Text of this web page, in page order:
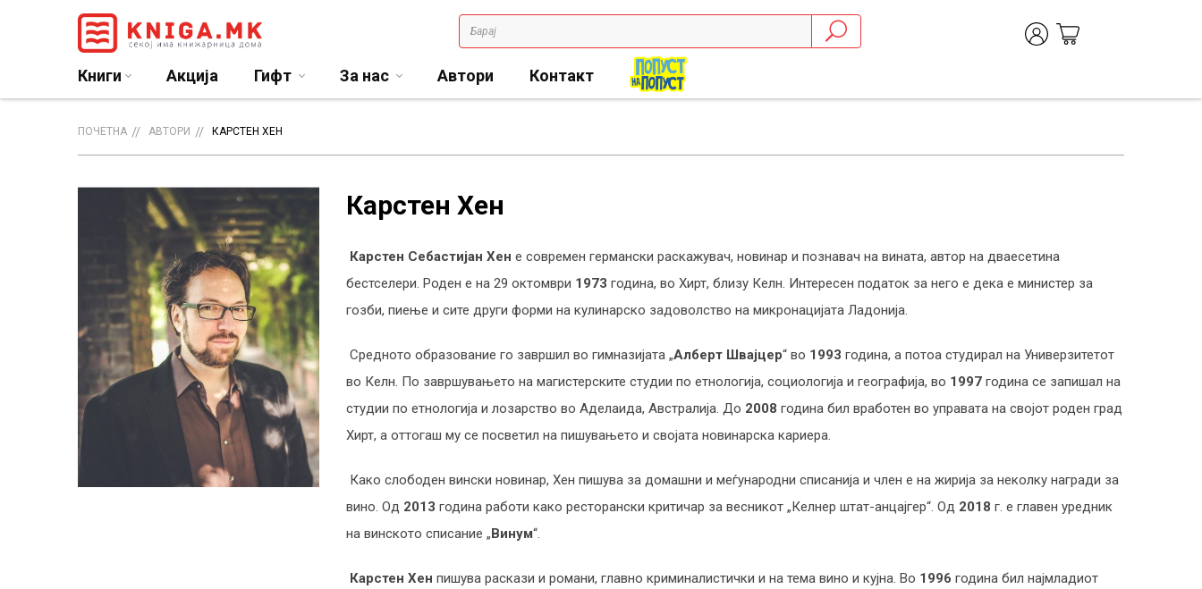
Книги Акција Гифт За нас Автори Контакт
ПОЧЕТНА АВТОРИ КАРСТЕН ХЕН
Карстен Хен
Карстен Себастијан Хен е современ германски раскажувач, новинар и познавач на вината, автор на дваесетина
бестселери. Роден е на 29 октомври 1973 година, во Хирт, близу Келн. Интересен податок за него е дека е министер за
гозби, пиење и сите други форми на кулинарско задоволство на микронацијата Ладонија.
Средното образование го завршил во гимназијата „Алберт Швајцер“ во 1993 година, а потоа студирал на Универзитетот
во Келн. По завршувањето на магистерските студии по етнологија, социологија и географија, во 1997 година се запишал на
студии по етнологија и лозарство во Аделаида, Австралија. До 2008 година бил вработен во управата на својот роден град
Хирт, а оттогаш му се посветил на пишувањето и својата новинарска кариера.
Како слободен вински новинар, Хен пишува за домашни и меѓународни списанија и член е на жирија за неколку награди за
вино. Од 2013 година работи како ресторански критичар за весникот „Келнер штат-анцајгер“. Од 2018 г. е главен уредник
на винското списание „Винум“.
Карстен Хен пишува раскази и романи, главно криминалистички и на тема вино и кујна. Во 1996 година бил најмладиот